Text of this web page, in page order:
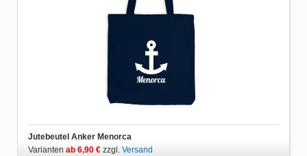
Jutebeutel Anker Menorca
Varianten ab 6,90 € zzgl. Versand